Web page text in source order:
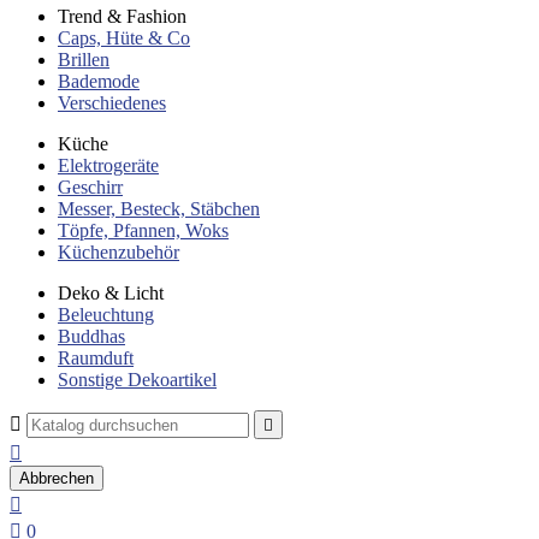
Trend & Fashion
Caps, Hüte & Co
Brillen
Bademode
Verschiedenes
Küche
Elektrogeräte
Geschirr
Messer, Besteck, Stäbchen
Töpfe, Pfannen, Woks
Küchenzubehör
Deko & Licht
Beleuchtung
Buddhas
Raumduft
Sonstige Dekoartikel
 

Abbrechen

 0